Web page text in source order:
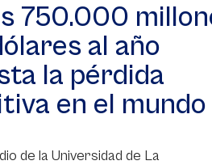
750.000
al año
la pérdida
en el mundo
de la Universidad de La